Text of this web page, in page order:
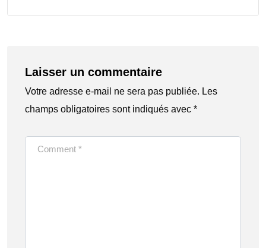
Laisser un commentaire
Votre adresse e-mail ne sera pas publiée. Les
champs obligatoires sont indiqués avec *